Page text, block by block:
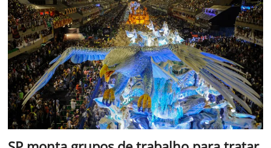
2022